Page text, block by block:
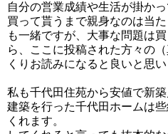
自分の営業成績や生活が掛か
買って貰うまで親身なのは当
も一緒ですが、大事な問題は
ら、ここに投稿された方々の
くりお読みになると良いと思い
私も千代田住苑から安値で新築
建築を行った千代田ホームは
くれます。